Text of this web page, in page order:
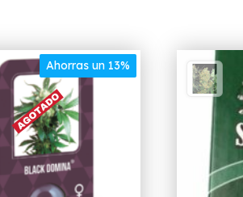
Ahorras un 13%